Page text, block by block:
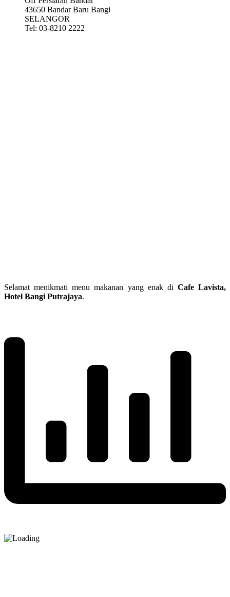
43650 Bandar Baru Bangi
SELANGOR
Tel: 03-8210 2222
Selamat menikmati menu makanan yang enak di Cafe Lavista,
Hotel Bangi Putrajaya.